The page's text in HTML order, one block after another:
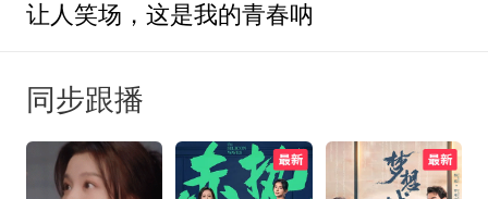
让人笑场，这是我的青春呐
同步跟播